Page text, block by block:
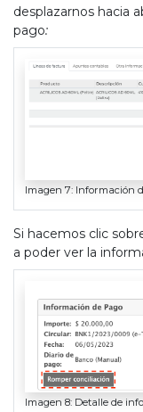
desplazarnos hacia
pago:
Imagen 7: Información
Si hacemos clic
a poder ver la
Imagen 8: Detalle de